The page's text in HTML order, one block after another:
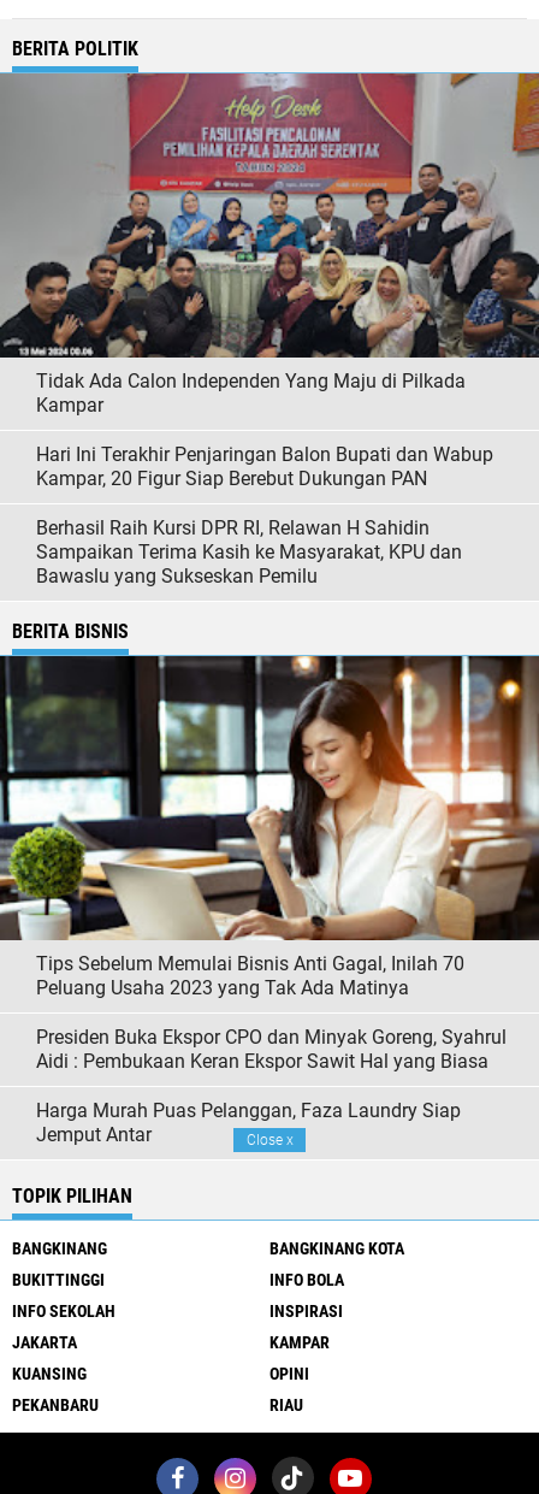
BERITA POLITIK
Tidak Ada Calon Independen Yang Maju di Pilkada
Kampar
Hari Ini Terakhir Penjaringan Balon Bupati dan Wabup
Kampar, 20 Figur Siap Berebut Dukungan PAN
Berhasil Raih Kursi DPR RI, Relawan H Sahidin
Sampaikan Terima Kasih ke Masyarakat, KPU dan
Bawaslu yang Sukseskan Pemilu
BERITA BISNIS
Tips Sebelum Memulai Bisnis Anti Gagal, Inilah 70
Peluang Usaha 2023 yang Tak Ada Matinya
Presiden Buka Ekspor CPO dan Minyak Goreng, Syahrul
Aidi : Pembukaan Keran Ekspor Sawit Hal yang Biasa
Harga Murah Puas Pelanggan, Faza Laundry Siap
Jemput Antar
TOPIK PILIHAN
BANGKINANG
BANGKINANG KOTA
BUKITTINGGI
INFO BOLA
INFO SEKOLAH
INSPIRASI
JAKARTA
KAMPAR
KUANSING
OPINI
PEKANBARU
RIAU
Close x